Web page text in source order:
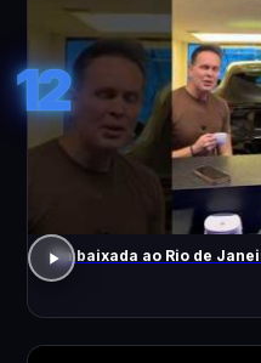
12
Da baixada ao Rio de